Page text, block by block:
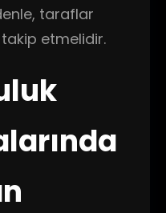
taraflar
etmelidir.